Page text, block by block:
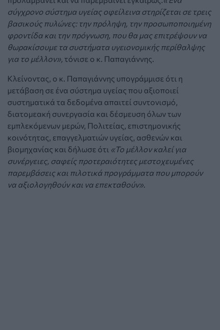
σύγχρονο σύστημα υγείας οφείλεινα στηρίζεται σε τρεις
βασικούς πυλώνες: την πρόληψη, την προσωποποιημένη
φροντίδα και την πρόγνωση, που θα μας επιτρέψουν να
θωρακίσουμε τα συστήματα υγειονομικής περίθαλψης
για το μέλλον», τόνισε ο κ. Παπαγιάννης.
Κλείνοντας, ο κ. Παπαγιάννης υπογράμμισε ότι η
μετάβαση σε ένα σύστημα υγείας που αξιοποιεί
συστηματικά τα δεδομένα απαιτεί συντονισμό,
διατομεακή συνεργασία και δέσμευση όλων των
εμπλεκόμενων μερών, Πολιτείας, επιστημονικής
κοινότητας, επαγγελματιών υγείας, ασθενών και
βιομηχανίας και δήλωσε ότι «Το μέλλον καλεί για
συνέργειες, σαφείς προτεραιότητες μεστοχευμένες
παρεμβάσεις και πιλοτικά προγράμματα που μπορούν
να αξιολογηθούν και να επεκταθούν».